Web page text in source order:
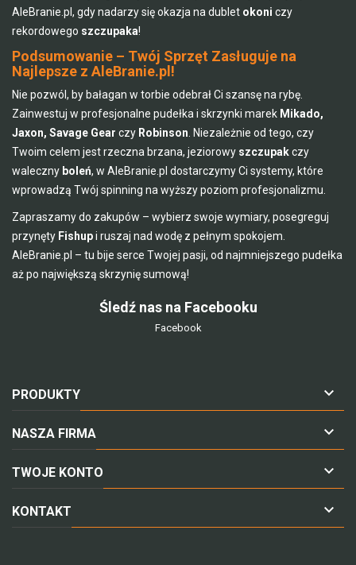
AleBranie.pl, gdy nadarzy się okazja na dublet okoni czy
rekordowego szczupaka!
Podsumowanie – Twój Sprzęt Zasługuje na
Najlepsze z AleBranie.pl!
Nie pozwól, by bałagan w torbie odebrał Ci szansę na rybę.
Zainwestuj w profesjonalne pudełka i skrzynki marek Mikado,
Jaxon, Savage Gear czy Robinson . Niezależnie od tego, czy
Twoim celem jest rzeczna brzana, jeziorowy szczupakczy
waleczny boleń, w AleBranie.pl dostarczymy Ci systemy, które
wprowadzą Twój spinning na wyższy poziom profesjonalizmu.
Zapraszamy do zakupów – wybierz swoje wymiary, posegreguj
przynęty Fishupi ruszaj nad wodę z pełnym spokojem.
AleBranie.pl – tu bije serce Twojej pasji, od najmniejszego pudełka
aż po największą skrzynię sumową!
Śledź nas na Facebooku
Facebook
PRODUKTY 
NASZA FIRMA 
TWOJE KONTO 
KONTAKT 